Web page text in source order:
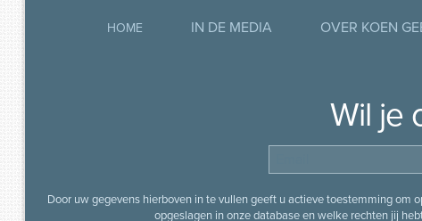
HOME IN DE MEDIA OVER KOEN
Wil je
Door uw gegevens hierboven in te vullen geeft u actieve toestemming om
opgeslagen in onze database en welke rechten jij